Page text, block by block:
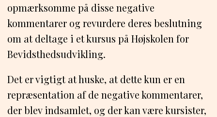
opmærksomme på disse negative
kommentarer og revurdere deres beslutning
om at deltage i et kursus på Højskolen for
Bevidsthedsudvikling.
Det er vigtigt at huske, at dette kun er en
repræsentation af de negative kommentarer,
der blev indsamlet, og der kan være kursister,